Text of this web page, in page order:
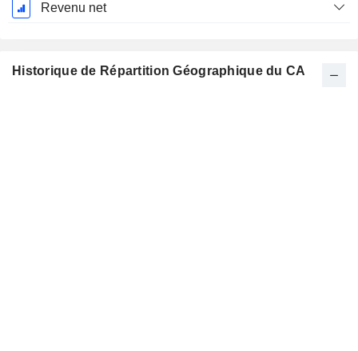
Revenu net
Historique de Répartition Géographique du CA